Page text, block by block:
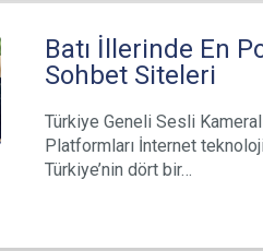
Batı İllerinde En
Sohbet Siteleri
Türkiye Geneli Sesli
Platformları İnternet
Türkiye’nin dört bir…